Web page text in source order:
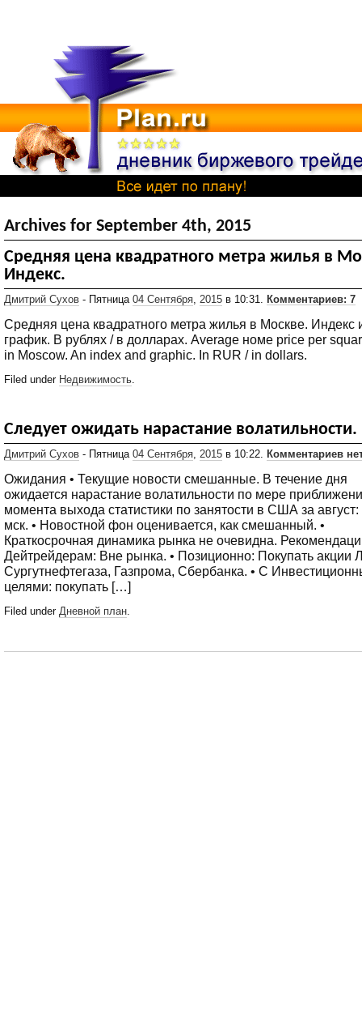
Archives for September 4th, 2015
Средняя цена квадратного метра жилья в
Индекс.
Дмитрий Сухов - Пятница 04 Сентября, 2015 в 10:31. Комментариев: 7
Средняя цена квадратного метра жилья в Москве. Индекс
график. В рублях / в долларах. Average номе price per
in Moscow. An index and graphic. In RUR / in dollars.
Filed under Недвижимость
Следует ожидать нарастание волатильности.
Дмитрий Сухов - Пятница 04 Сентября 2015 в 10:22. Комментариев
Ожидания • Текущие новости смешанные. В течение дня
ожидается нарастание волатильности по мере
момента выхода статистики по занятости в США за
мск. • Новостной фон оценивается, как смешанный. •
Краткосрочная динамика рынка не очевидна.
Дейтрейдерам: Вне рынка. • Позиционно: Покупать акции
Сургутнефтегаза, Газпрома, Сбербанка. • С
целями: покупать […]
Filed under Дневной план